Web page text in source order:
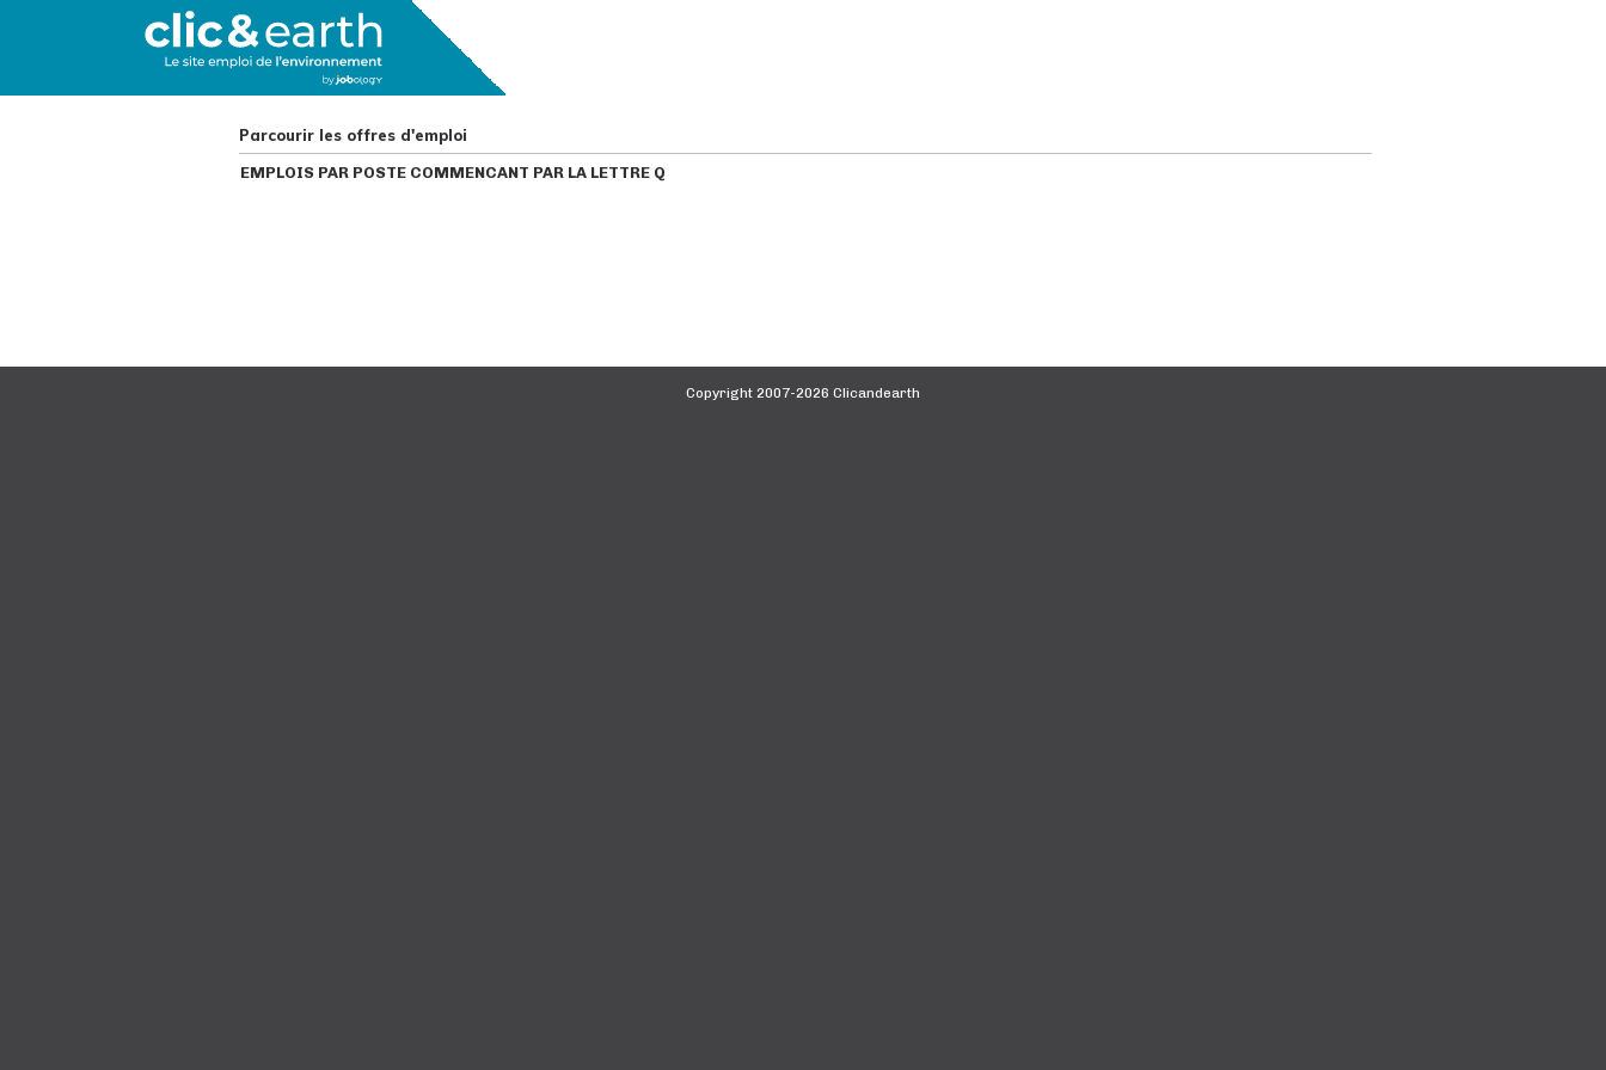
Parcourir les offres d'emploi
EMPLOIS PAR POSTE COMMENCANT PAR LA LETTRE Q
Copyright 2007-2026 Clicandearth